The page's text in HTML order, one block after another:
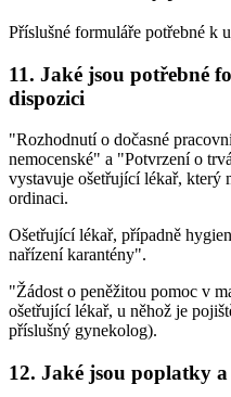
Příslušné formuláře potřebné k
11. Jaké jsou potřebné
dispozici
"Rozhodnutí o dočasné
nemocenské" a "Potvrzení o
vystavuje ošetřující lékař, který
ordinaci.
Ošetřující lékař, případně
nařízení karantény".
"Žádost o peněžitou pomoc v
ošetřující lékař, u něhož je
příslušný gynekolog).
12. Jaké jsou poplatky